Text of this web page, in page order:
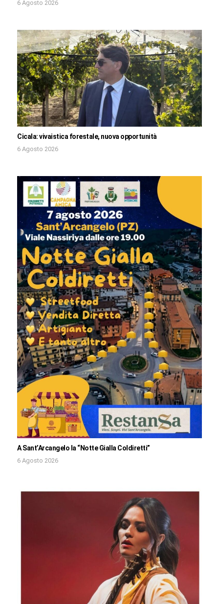
6 Agosto 2026
Cicala: vivaistica forestale, nuova opportunità
6 Agosto 2026
A Sant’Arcangelo la “Notte Gialla Coldiretti”
6 Agosto 2026